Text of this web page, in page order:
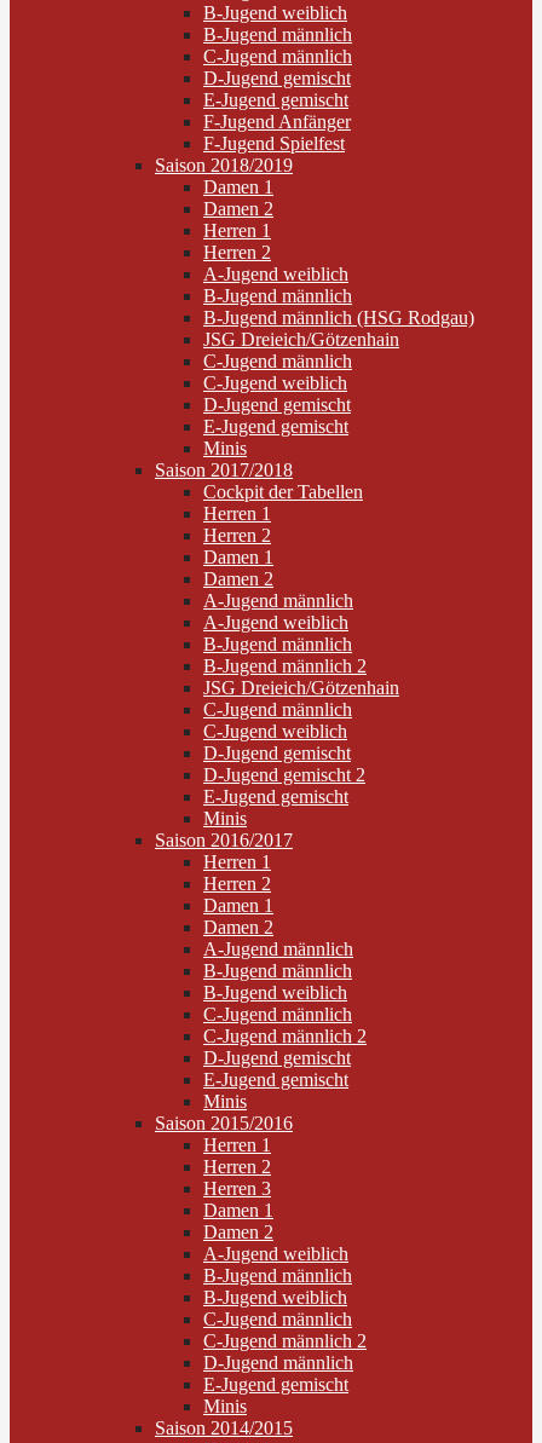
B-Jugend weiblich
B-Jugend männlich
C-Jugend männlich
D-Jugend gemischt
E-Jugend gemischt
F-Jugend Anfänger
F-Jugend Spielfest
Saison 2018/2019
Damen 1
Damen 2
Herren 1
Herren 2
A-Jugend weiblich
B-Jugend männlich
B-Jugend männlich (HSG Rodgau)
JSG Dreieich/Götzenhain
C-Jugend männlich
C-Jugend weiblich
D-Jugend gemischt
E-Jugend gemischt
Minis
Saison 2017/2018
Cockpit der Tabellen
Herren 1
Herren 2
Damen 1
Damen 2
A-Jugend männlich
A-Jugend weiblich
B-Jugend männlich
B-Jugend männlich 2
JSG Dreieich/Götzenhain
C-Jugend männlich
C-Jugend weiblich
D-Jugend gemischt
D-Jugend gemischt 2
E-Jugend gemischt
Minis
Saison 2016/2017
Herren 1
Herren 2
Damen 1
Damen 2
A-Jugend männlich
B-Jugend männlich
B-Jugend weiblich
C-Jugend männlich
C-Jugend männlich 2
D-Jugend gemischt
E-Jugend gemischt
Minis
Saison 2015/2016
Herren 1
Herren 2
Herren 3
Damen 1
Damen 2
A-Jugend weiblich
B-Jugend männlich
B-Jugend weiblich
C-Jugend männlich
C-Jugend männlich 2
D-Jugend männlich
E-Jugend gemischt
Minis
Saison 2014/2015